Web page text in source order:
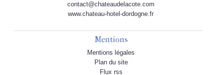
contact@chateaudelacote.com
www.chateau-hotel-dordogne.fr
Mentions
Mentions légales
Plan du site
Flux rss